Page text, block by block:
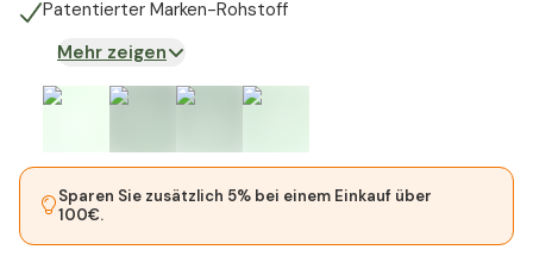
Patentierter Marken-Rohstoff
Mehr zeigen
Sparen Sie zusätzlich 5% bei einem Einkauf über
100€.